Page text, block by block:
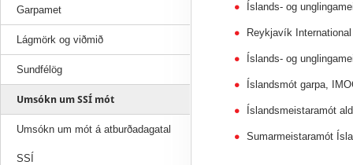
Íslands- og
Reykjavík
Íslands- og
Íslandsmót garpa,
Íslandsmeistaramót
Sumarmeistaramót
Garpamet
Lágmörk og viðmið
Sundfélög
Umsókn um SSÍ mót
Umsókn um mót á atburðadagatal
SSÍ